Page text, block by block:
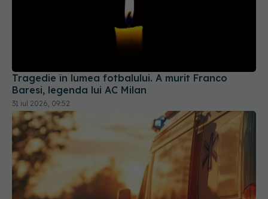
Tragedie în lumea fotbalului. A murit Franco
Baresi, legenda lui AC Milan
31 iul 2026, 09:52